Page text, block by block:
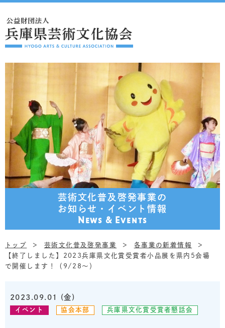
芸術文化普及啓発事業の
お知らせ・イベント情報
News & Events
トップ 芸術文化普及啓発事業
各事業の新着情報
【終了しました】2023兵庫県文化賞受賞者小品展を県内5会場
で開催します！（9/28～）
2023.09.01 (金)
イベント 協会本部 兵庫県文化賞受賞者懇話会